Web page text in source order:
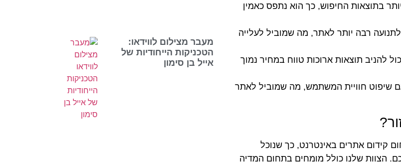
בתוצאות החיפוש, כך הוא נתפס כאמין
רבה יותר לאתר, מה שמוביל לעלייה
להניב תוצאות ארוכות טווח במחיר נמוך
שיפוט חוויית המשתמש, מה שמוביל לאתר
קידום אתרים באינטרנט, כך שנוכל
הצוות שלנו כולל מומחים בתחום המדיה
מעבר מצילום לווידאו:
הטכניקות הייחודיות של
אייל בן סימון